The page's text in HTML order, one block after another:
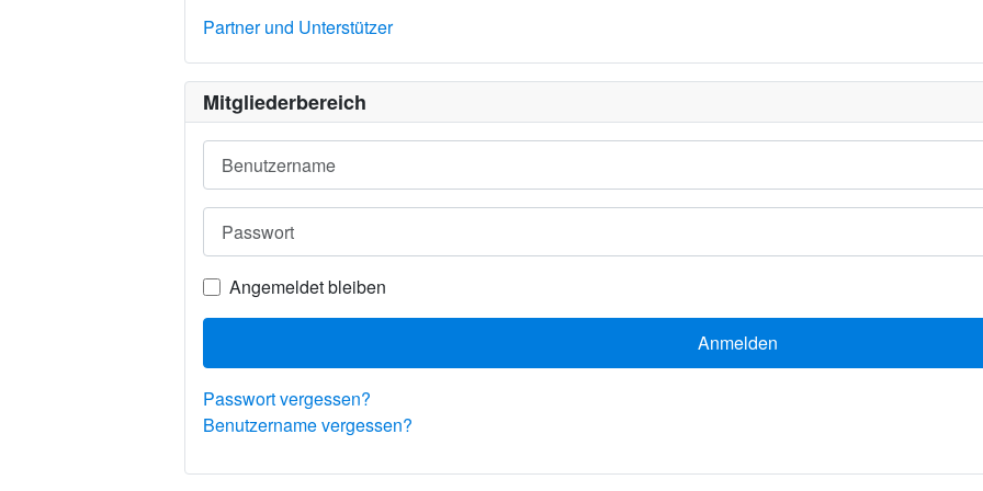
Partner und Unterstützer
Mitgliederbereich
Benutzername
Passwort
Angemeldet bleiben
Anmelden
Passwort vergessen?
Benutzername vergessen?